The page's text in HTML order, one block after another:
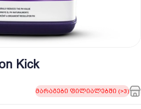
Kick
მარაგები ფილიალებში (>3)